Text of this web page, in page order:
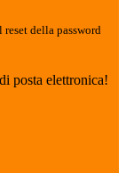
della password
posta elettronica!